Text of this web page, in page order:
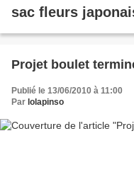
sac fleurs
Projet boulet
Publié le 13/06/2010 à 11:00
Par lolapinso